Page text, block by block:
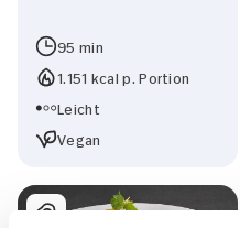
95 min
1.151 kcal p. Portion
Leicht
Vegan